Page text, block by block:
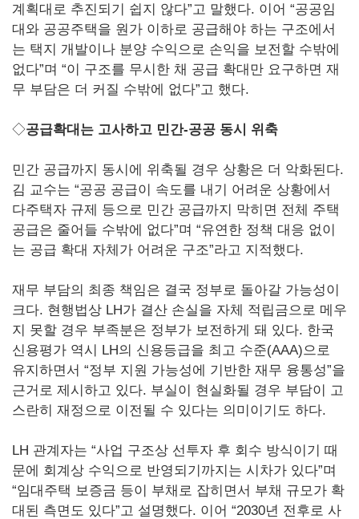
계획대로 추진되기 쉽지 않다”고 말했다. 이어 “공공임
대와 공공주택을 원가 이하로 공급해야 하는 구조에서
는 택지 개발이나 분양 수익으로 손익을 보전할 수밖에
없다”며 “이 구조를 무시한 채 공급 확대만 요구하면 재
무 부담은 더 커질 수밖에 없다”고 했다.
◇공급확대는 고사하고 민간-공공 동시 위축
민간 공급까지 동시에 위축될 경우 상황은 더 악화된다.
김 교수는 “공공 공급이 속도를 내기 어려운 상황에서
다주택자 규제 등으로 민간 공급까지 막히면 전체 주택
공급은 줄어들 수밖에 없다”며 “유연한 정책 대응 없이
는 공급 확대 자체가 어려운 구조”라고 지적했다.
재무 부담의 최종 책임은 결국 정부로 돌아갈 가능성이
크다. 현행법상 LH가 결산 손실을 자체 적립금으로 메우
지 못할 경우 부족분은 정부가 보전하게 돼 있다. 한국
신용평가 역시 LH의 신용등급을 최고 수준(AAA)으로
유지하면서 “정부 지원 가능성에 기반한 재무 융통성”을
근거로 제시하고 있다. 부실이 현실화될 경우 부담이 고
스란히 재정으로 이전될 수 있다는 의미이기도 하다.
LH 관계자는 “사업 구조상 선투자 후 회수 방식이기 때
문에 회계상 수익으로 반영되기까지는 시차가 있다”며
“임대주택 보증금 등이 부채로 잡히면서 부채 규모가 확
대된 측면도 있다”고 설명했다. 이어 “2030년 전후로 사